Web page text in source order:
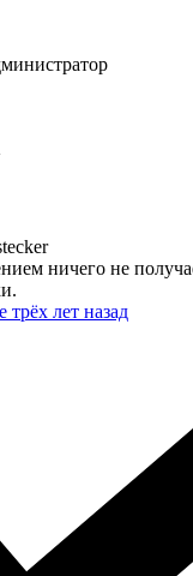
ничего не
трёх лет назад